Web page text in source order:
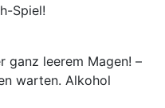
Spiel!
ganz leerem Magen! –
warten. Alkohol